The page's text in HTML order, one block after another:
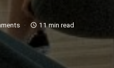
access_time 11 min read